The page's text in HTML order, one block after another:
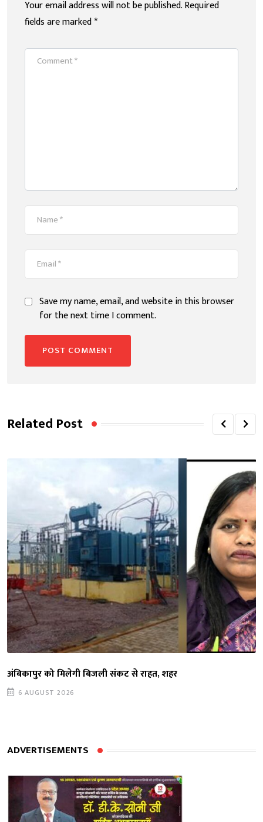
Your email address will not be published.Required
fields are marked*
Save my name, email, and website in this browser
for the next time I comment.
Related Post
अंबिकापुर को मिलेगी बिजली संकट से राहत, शहर
6 AUGUST 2026
ADVERTISEMENTS